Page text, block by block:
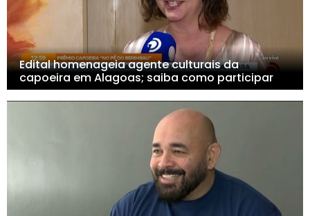
Edital homenageia agente culturais da
capoeira em Alagoas; saiba como participar